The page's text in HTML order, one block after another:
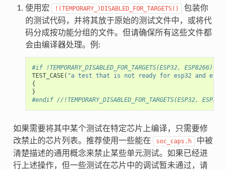
使用宏 !(TEMPORARY_)DISABLED_FOR_TARGETS()
包装你
的测试代码，并将其放于原始的测试文件中，或将代
码分成按功能分组的文件。但请确保所有这些文件都
会由编译器处理。例:
#if !TEMPORARY_DISABLED_FOR_TARGETS(ESP32, ESP8266)
TEST_CASE( "a test that is not ready for esp32 and
{
}
#endif //!TEMPORARY_DISABLED_FOR_TARGETS(ESP32,
如果需要将其中某个测试在特定芯片上编译，只需要修
改禁止的芯片列表。推荐使用一些能在
soc_caps.h
中被
清楚描述的通用概念来禁止某些单元测试。如果已经进
行上述操作，但一些测试在芯片中的调试暂未通过，请